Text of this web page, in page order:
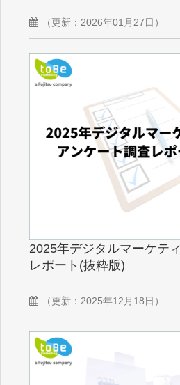
（更新： 2026年01月27日 ）
2025年デジタルマーケテ
レポート(抜粋版)
（更新： 2025年12月18日 ）